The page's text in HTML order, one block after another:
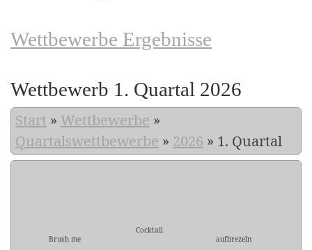
Wettbewerbe Ergebnisse
Wettbewerb 1. Quartal 2026
Start » Wettbewerbe »
Quartalswettbewerbe » 2026 » 1. Quartal
Brush me
Cocktail
aufbrezeln